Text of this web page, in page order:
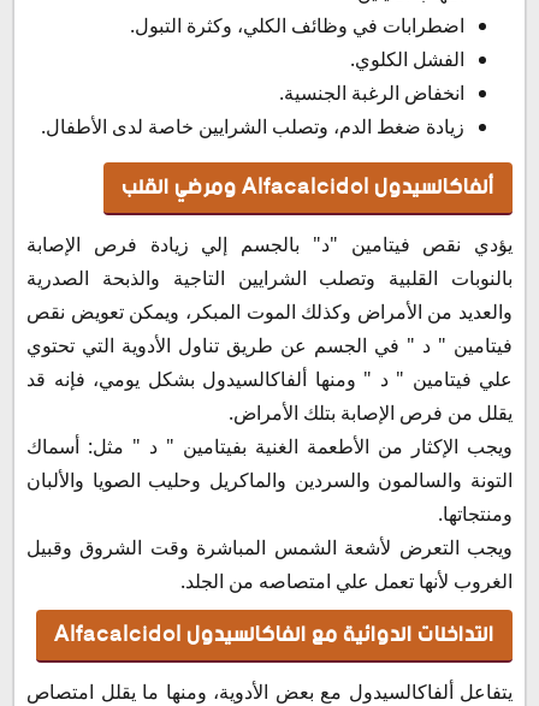
اضطرابات في وظائف الكلي، وكثرة التبول.
الفشل الكلوي.
انخفاض الرغبة الجنسية.
زيادة ضغط الدم، وتصلب الشرايين خاصة لدى الأطفال.
ألفاكالسيدول Alfacalcidol ومرضي القلب
يؤدي نقص فيتامين "د" بالجسم إلي زيادة فرص الإصابة
بالنوبات القلبية وتصلب الشرايين التاجية والذبحة الصدرية
والعديد من الأمراض وكذلك الموت المبكر، ويمكن تعويض نقص
فيتامين " د " في الجسم عن طريق تناول الأدوية التي تحتوي
علي فيتامين " د " ومنها ألفاكالسيدول بشكل يومي، فإنه قد
يقلل من فرص الإصابة بتلك الأمراض.
ويجب الإكثار من الأطعمة الغنية بفيتامين " د " مثل: أسماك
التونة والسالمون والسردين والماكريل وحليب الصويا والألبان
ومنتجاتها.
ويجب التعرض لأشعة الشمس المباشرة وقت الشروق وقبيل
الغروب لأنها تعمل علي امتصاصه من الجلد.
التداخلات الدوائية مع الفاكالسيدول Alfacalcidol
يتفاعل ألفاكالسيدول مع بعض الأدوية، ومنها ما يقلل امتصاص